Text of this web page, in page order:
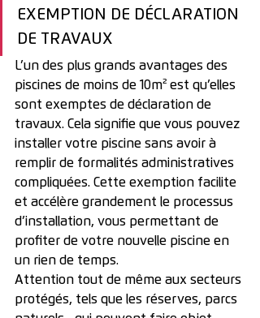
EXEMPTION DE DÉCLARATION
DE TRAVAUX
L’un des plus grands avantages des
piscines de moins de 10m² est qu’elles
sont exemptes de déclaration de
travaux. Cela signifie que vous pouvez
installer votre piscine sans avoir à
remplir de formalités administratives
compliquées. Cette exemption facilite
et accélère grandement le processus
d’installation, vous permettant de
profiter de votre nouvelle piscine en
un rien de temps.
Attention tout de même aux secteurs
protégés, tels que les réserves, parcs